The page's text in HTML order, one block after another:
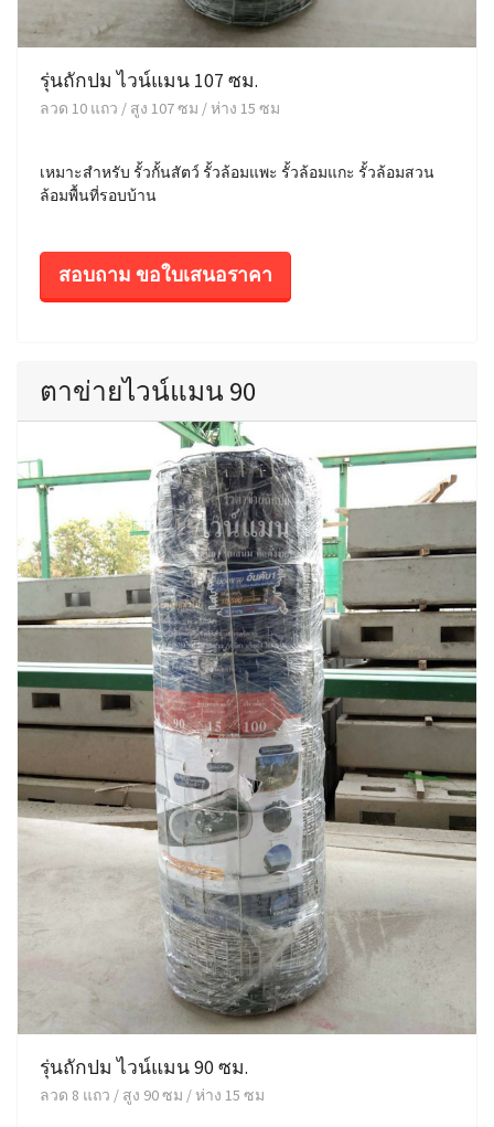
รุ่นถักปม ไวน์แมน 107 ซม.
ลวด 10 แถว / สูง 107 ซม / ห่าง 15 ซม
เหมาะสำหรับ รั้วกั้นสัตว์ รั้วล้อมแพะ รั้วล้อมแกะ รั้วล้อมสวน
ล้อมพื้นที่รอบบ้าน
สอบถาม ขอใบเสนอราคา
ตาข่ายไวน์แมน 90
รุ่นถักปม ไวน์แมน 90 ซม.
ลวด 8 แถว / สูง 90 ซม / ห่าง 15 ซม